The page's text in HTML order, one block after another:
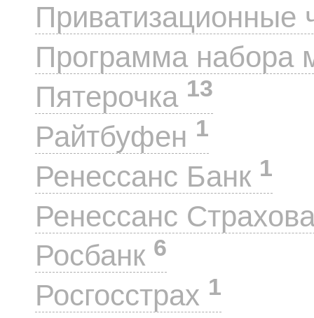
Приватизационные
Программа набора
Пятерочка 13
Райтбуфен 1
Ренессанс Банк 1
Ренессанс
Росбанк 6
Росгосстрах 1